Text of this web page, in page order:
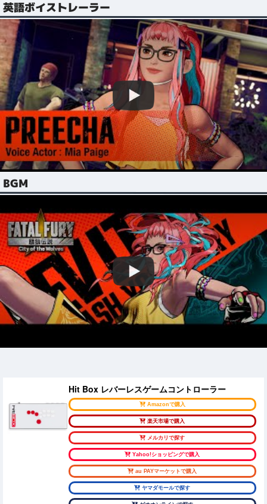
英語ボイストレーラー
BGM
Hit Box レバーレスゲームコントローラー
Amazonで購入
楽天市場で購入
メルカリで探す
Yahoo!ショッピングで購入
au PAYマーケットで購入
ヤマダモールで探す